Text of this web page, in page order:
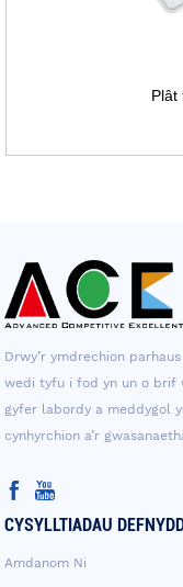
Plât
Drwy’r ymdrechion
wedi tyfu i fod yn un o brif
gyfer labordy a meddygol
cynhyrchion a’r
CYSYLLTIADAU
Amdanom Ni